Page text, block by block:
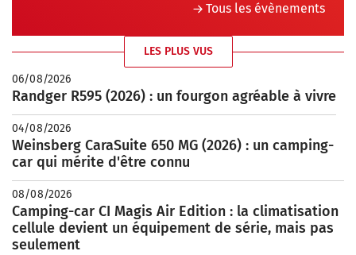
Tous les évènements
LES PLUS VUS
06/08/2026
Randger R595 (2026) : un fourgon agréable à vivre
04/08/2026
Weinsberg CaraSuite 650 MG (2026) : un camping-
car qui mérite d'être connu
08/08/2026
Camping-car CI Magis Air Edition : la climatisation
cellule devient un équipement de série, mais pas
seulement